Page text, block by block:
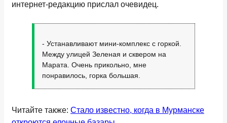
интернет-редакцию прислал очевидец.
- Устанавливают мини-комплекс с горкой.
Между улицей Зеленая и сквером на
Марата. Очень прикольно, мне
понравилось, горка большая.
Читайте также: Стало известно, когда в Мурманске